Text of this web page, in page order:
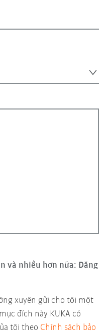
và nhiều hơn nữa: Đăng
xuyên gửi cho tôi một
đích này KUKA có
tôi theo Chính sách bảo